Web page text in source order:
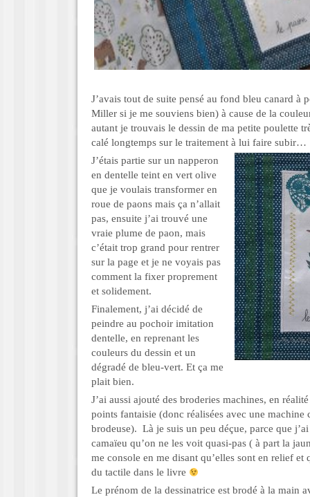
J’avais tout de suite pensé au fond bleu canard à
Miller si je me souviens bien) à cause de la
autant je trouvais le dessin de ma petite poulette
calé longtemps sur le traitement à lui faire subir…
J’étais partie sur un napperon
en dentelle teint en vert olive
que je voulais transformer en
roue de paons mais ça n’allait
pas, ensuite j’ai trouvé une
vraie plume de paon, mais
c’était trop grand pour rentrer
sur la page et je ne voyais pas
comment la fixer proprement
et solidement.
Finalement, j’ai décidé de
peindre au pochoir imitation
dentelle, en reprenant les
couleurs du dessin et un
dégradé de bleu-vert. Et ça me
plait bien.
J’ai aussi ajouté des broderies machines, en
points fantaisie (donc réalisées avec une machine
brodeuse). Là je suis un peu déçue, parce que
camaïeu qu’on ne les voit quasi-pas ( à part la
me console en me disant qu’elles sont en relief et
du tactile dans le livre
Le prénom de la dessinatrice est brodé à la main